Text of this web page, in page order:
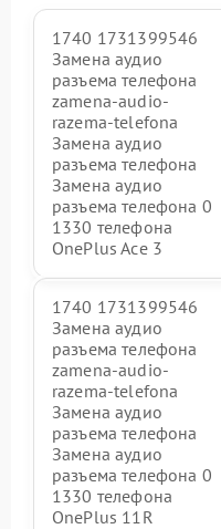
1740 1731399546
Замена аудио
разъема телефона
zamena-audio-
razema-telefona
Замена аудио
разъема телефона
Замена аудио
разъема телефона 0
1330 телефона
OnePlus Ace 3
1740 1731399546
Замена аудио
разъема телефона
zamena-audio-
razema-telefona
Замена аудио
разъема телефона
Замена аудио
разъема телефона 0
1330 телефона
OnePlus 11R